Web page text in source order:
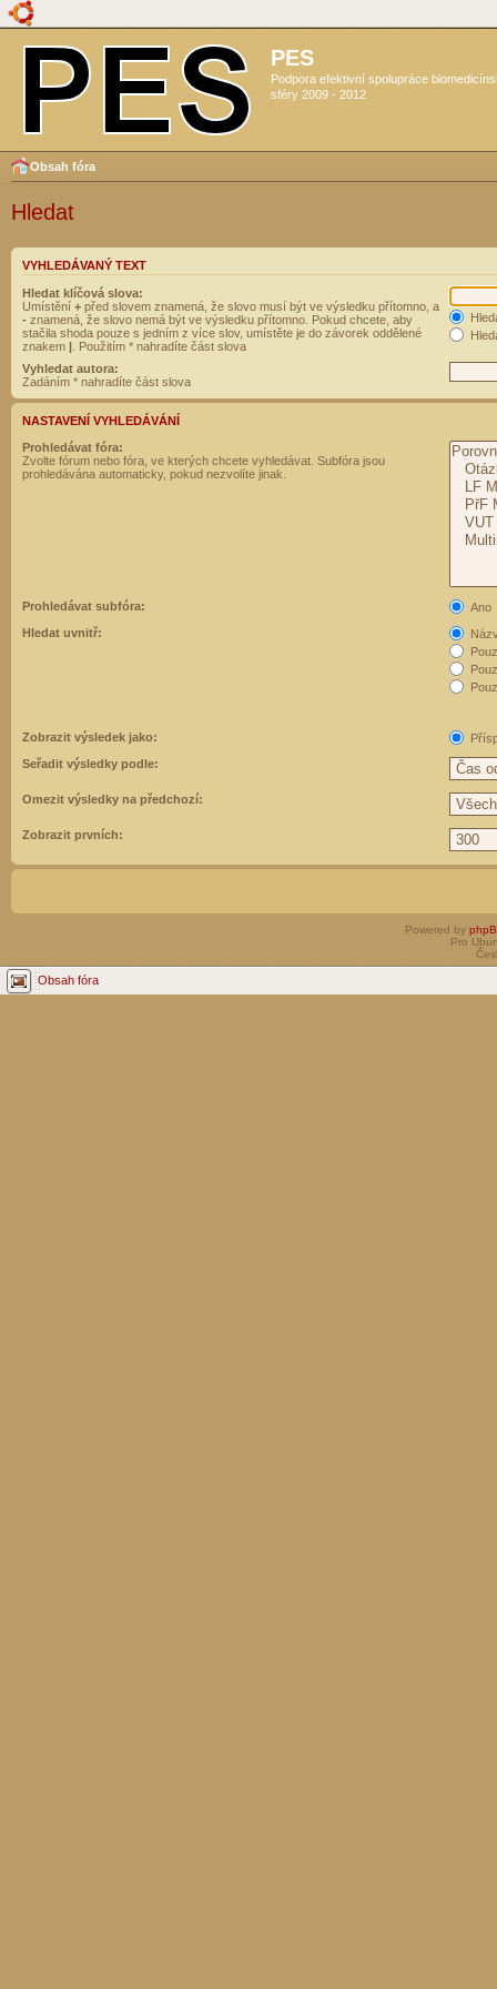
PES
Podpora efektivní spolupráce
sféry 2009 - 2012
Obsah fóra
Hledat
VYHLEDÁVANÝ TEXT
Hledat klíčová slova:
Umístění + před slovem znamená, že slovo musí být ve výsledku přítomno, a
- znamená, že slovo nemá být ve výsledku přítomno. Pokud chcete, aby
stačila shoda pouze s jedním z více slov, umístěte je do závorek oddělené
znakem | . Použitím * nahradíte část slova
Vyhledat autora:
Zadáním * nahradíte část slova
NASTAVENÍ VYHLEDÁVÁNÍ
Prohledávat fóra:
Zvolte fórum nebo fóra, ve kterých chcete vyhledávat. Subfóra jsou
prohledávána automaticky, pokud nezvolíte jinak.
Prohledávat subfóra:
Ano
Hledat uvnitř:
Zobrazit výsledek jako:
Seřadit výsledky podle:
Omezit výsledky na předchozí:
Zobrazit prvních:
Powered by
Pro
Obsah fóra